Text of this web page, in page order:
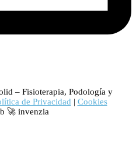
– Fisioterapia, Podología y
de Privacidad | Cookies
🚀 invenzia